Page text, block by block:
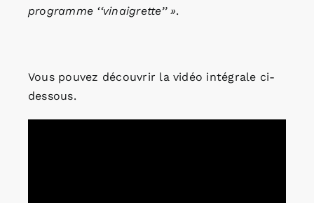
programme ‘‘vinaigrette’’ ».
Vous pouvez découvrir la vidéo intégrale ci-
dessous.